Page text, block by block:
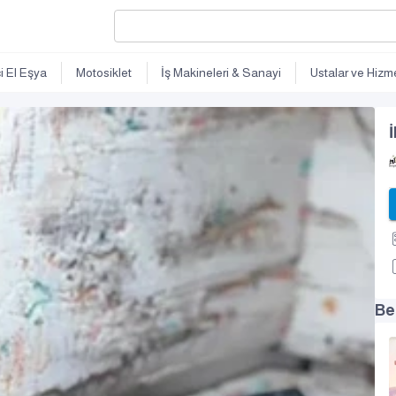
El Eşya Motosiklet İş Makineleri & Sanayi Ustalar ve